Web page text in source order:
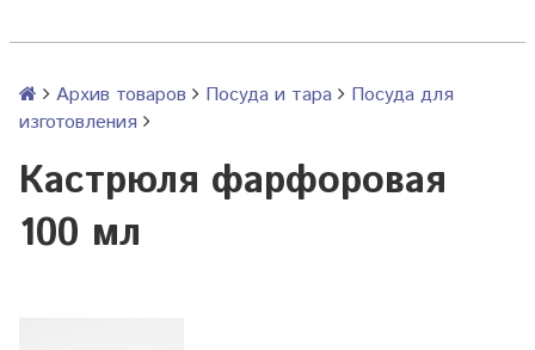
Архив товаров Посуда и тара
Посуда для
изготовления
Кастрюля фарфоровая
100 мл